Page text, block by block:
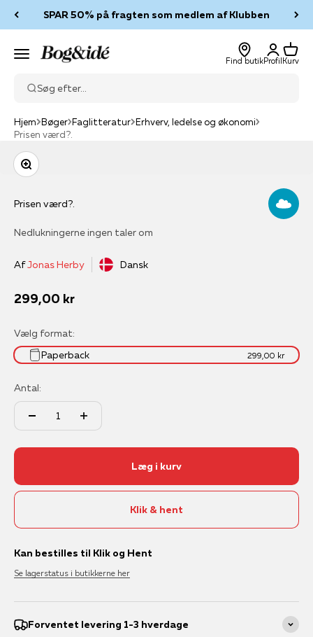
SPAR 50% på fragten som medlem af Klubben
Menu Bog & idé
Find butik
Log ind
Profil
Kurv
Kurv
Søg efter...
Hjem Bøger Faglitteratur Erhverv, ledelse og økonomi
Prisen værd?.
Zoom
Prisen værd?.
Nedlukningerne ingen taler om
AfJonas Herby Dansk
Salgspris
299,00 kr
Vælg format:
Paperback
299,00 kr
Antal:
Læg i kurv
Klik & hent
Kan bestilles til Klik og Hent
Se lagerstatus i butikkerne her
Forventet levering 1-3 hverdage